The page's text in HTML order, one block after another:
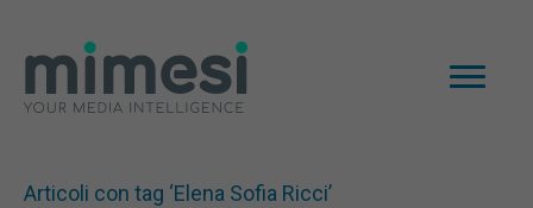
Articoli con tag ‘Elena Sofia Ricci’